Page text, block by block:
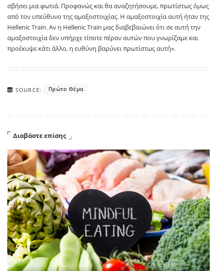
σβήσει μια φωτιά. Προφανώς και θα αναζητήσουμε, πρωτίστως όμως
από τον υπεύθυνο της αμαξοστοιχίας. Η αμαξοστοιχία αυτή ήταν της
Hellenic Train. Αν η Hellenic Train μας διαβεβαιώνει ότι σε αυτή την
αμαξοστοιχία δεν υπήρχε τίποτε πέραν αυτών που γνωρίζαμε και
προέκυψε κάτι άλλο, η ευθύνη βαρύνει πρωτίστως αυτή».
SOURCE: Πρώτο Θέμα
Διαβάστε επίσης